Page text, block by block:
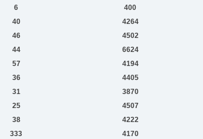
6 400
40 4264
46 4502
44 6624
57 4194
36 4405
31 3870
25 4507
38 4222
333 4170